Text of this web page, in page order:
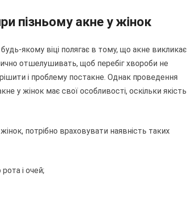
пізньому акне у жінок
якому віці полягає в тому, що акне викликає
отшелушивать, щоб перебіг хвороби не
і проблему постакне. Однак проведення
у жінок має свої особливості, оскільки якість
потрібно враховувати наявність таких
і очей;